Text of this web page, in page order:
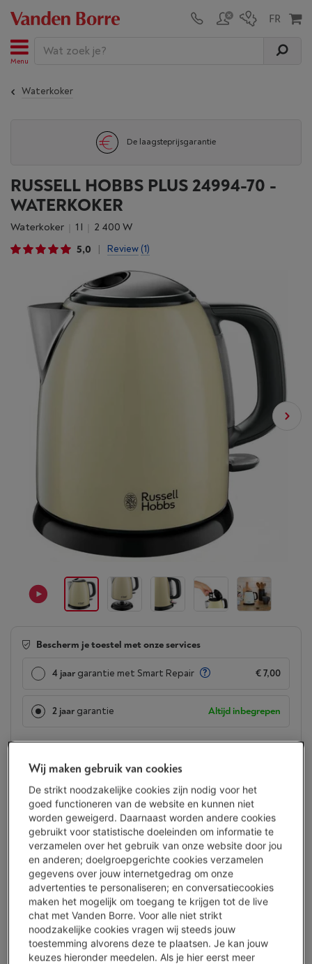
Menu
Waterkoker
De laagsteprijsgarantie
RUSSELL HOBBS PLUS 24994-70 -
WATERKOKER
Waterkoker 1 l
2 400 W
5,0
Review (1)
Bescherm je toestel met onze services
4 jaar garantie met Smart Repair € 7,00
2 jaar garantie Altijd inbegrepen
Beschikbaar-Bekijk voorraad
€ 33,90
Minder dan 5 in stock, bestel nu!
Koop nu
Vergelijken
Troeven
Grote opening voor gemakkelijke vulling
Wij maken gebruik van cookies
De strikt noodzakelijke cookies zijn nodig voor het
goed functioneren van de website en kunnen niet
worden geweigerd. Daarnaast worden andere cookies
gebruikt voor statistische doeleinden om informatie te
verzamelen over het gebruik van onze website door jou
en anderen; doelgroepgerichte cookies verzamelen
gegevens over jouw internetgedrag om onze
advertenties te personaliseren; en conversatiecookies
maken het mogelijk om toegang te krijgen tot de live
chat met Vanden Borre. Voor alle niet strikt
noodzakelijke cookies vragen wij steeds jouw
toestemming alvorens deze te plaatsen. Je kan jouw
keuzes hieronder meedelen. Als je hier eerst meer